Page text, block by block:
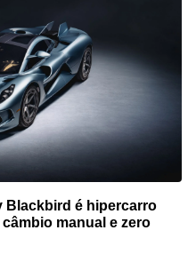
Blackbird é hipercarro
manual e zero